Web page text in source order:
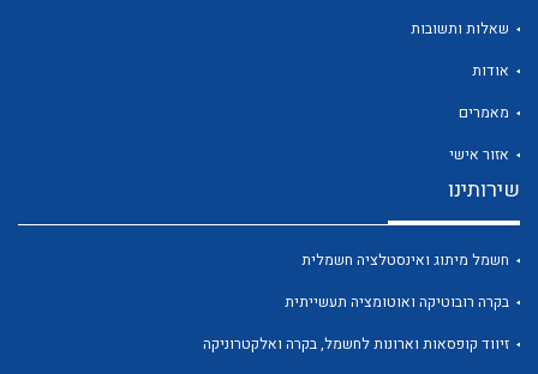
שאלות ותשובות
אודות
מאמרים
אזור אישי
שירותינו
חשמל מיתוג ואינסטלציה חשמלית
בקרה רובוטיקה ואוטומציה תעשייתית
זיווד קופסאות וארונות לחשמל, בקרה ואלקטרוניקה